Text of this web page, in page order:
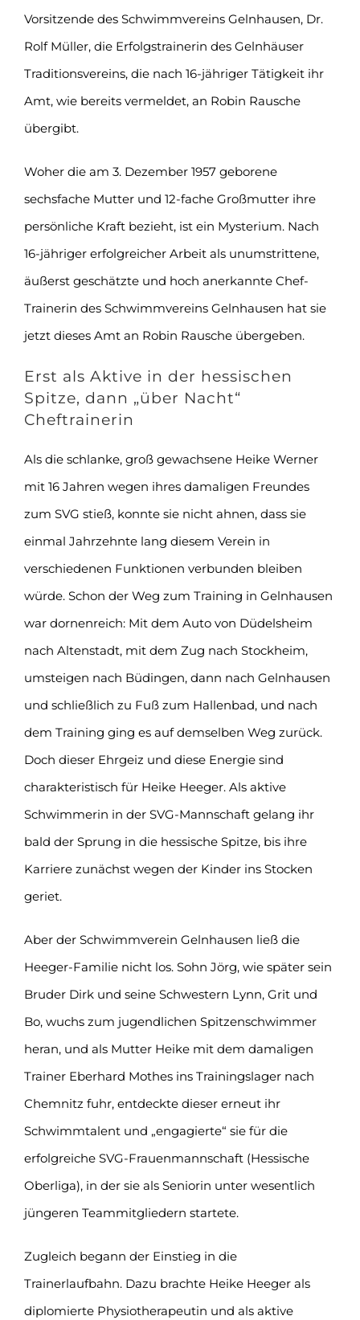
Vorsitzende des Schwimmvereins Gelnhausen, Dr.
Rolf Müller, die Erfolgstrainerin des Gelnhäuser
Traditionsvereins, die nach 16-jähriger Tätigkeit ihr
Amt, wie bereits vermeldet, an Robin Rausche
übergibt.
Woher die am 3. Dezember 1957 geborene
sechsfache Mutter und 12-fache Großmutter ihre
persönliche Kraft bezieht, ist ein Mysterium. Nach
16-jähriger erfolgreicher Arbeit als unumstrittene,
äußerst geschätzte und hoch anerkannte Chef-
Trainerin des Schwimmvereins Gelnhausen hat sie
jetzt dieses Amt an Robin Rausche übergeben.
Erst als Aktive in der hessischen
Spitze, dann „über Nacht“
Cheftrainerin
Als die schlanke, groß gewachsene Heike Werner
mit 16 Jahren wegen ihres damaligen Freundes
zum SVG stieß, konnte sie nicht ahnen, dass sie
einmal Jahrzehnte lang diesem Verein in
verschiedenen Funktionen verbunden bleiben
würde. Schon der Weg zum Training in Gelnhausen
war dornenreich: Mit dem Auto von Düdelsheim
nach Altenstadt, mit dem Zug nach Stockheim,
umsteigen nach Büdingen, dann nach Gelnhausen
und schließlich zu Fuß zum Hallenbad, und nach
dem Training ging es auf demselben Weg zurück.
Doch dieser Ehrgeiz und diese Energie sind
charakteristisch für Heike Heeger. Als aktive
Schwimmerin in der SVG-Mannschaft gelang ihr
bald der Sprung in die hessische Spitze, bis ihre
Karriere zunächst wegen der Kinder ins Stocken
geriet.
Aber der Schwimmverein Gelnhausen ließ die
Heeger-Familie nicht los. Sohn Jörg, wie später sein
Bruder Dirk und seine Schwestern Lynn, Grit und
Bo, wuchs zum jugendlichen Spitzenschwimmer
heran, und als Mutter Heike mit dem damaligen
Trainer Eberhard Mothes ins Trainingslager nach
Chemnitz fuhr, entdeckte dieser erneut ihr
Schwimmtalent und „engagierte“ sie für die
erfolgreiche SVG-Frauenmannschaft (Hessische
Oberliga), in der sie als Seniorin unter wesentlich
jüngeren Teammitgliedern startete.
Zugleich begann der Einstieg in die
Trainerlaufbahn. Dazu brachte Heike Heeger als
diplomierte Physiotherapeutin und als aktive